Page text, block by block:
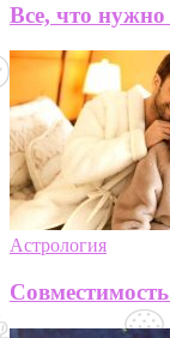
Все, что нужно
Астрология